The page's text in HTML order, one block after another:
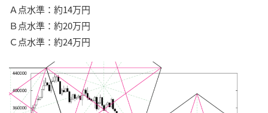
Ａ点水準：約14万円
Ｂ点水準：約20万円
Ｃ点水準：約24万円